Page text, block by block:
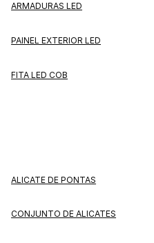
ARMADURAS LED
PAINEL EXTERIOR LED
FITA LED COB
ALICATE DE PONTAS
CONJUNTO DE ALICATES